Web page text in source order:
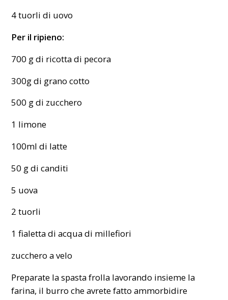
4 tuorli di uovo
Per il ripieno:
700 g di ricotta di pecora
300g di grano cotto
500 g di zucchero
1 limone
100ml di latte
50 g di canditi
5 uova
2 tuorli
1 fialetta di acqua di millefiori
zucchero a velo
Preparate la spasta frolla lavorando insieme la
farina, il burro che avrete fatto ammorbidire